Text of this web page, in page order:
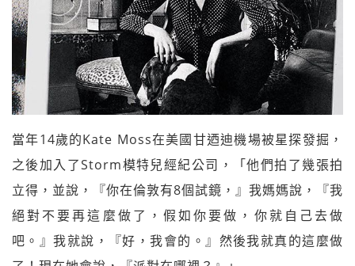
當年14歲的Kate Moss在美國甘迺迪機場被星探發掘，
之後加入了Storm模特兒經紀公司，「他們拍了幾張拍
立得，並說，『你在倫敦有8個試鏡，』我媽媽說，『我
絕對不要再這麼做了，假如你要做，你就自己去做
吧。』我就說，『好，我會的。』然後我就真的這麼做